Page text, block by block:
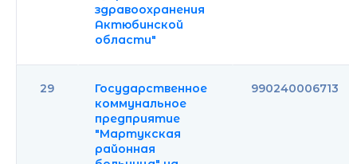
здравоохранения
Актюбинской
области"
29
Государственное
коммунальное
предприятие
"Мартукская
районная
990240006713